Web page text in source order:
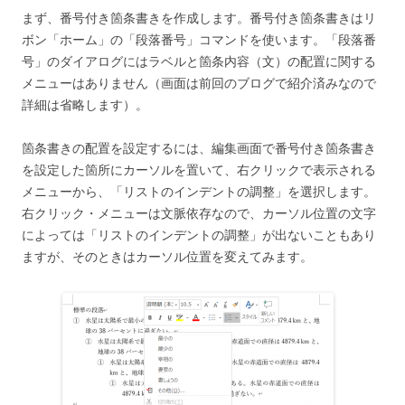
まず、番号付き箇条書きを作成します。番号付き箇条書きはリ
ボン「ホーム」の「段落番号」コマンドを使います。「段落番
号」のダイアログにはラベルと箇条内容（文）の配置に関する
メニューはありません（画面は前回のブログで紹介済みなので
詳細は省略します）。
箇条書きの配置を設定するには、編集画面で番号付き箇条書き
を設定した箇所にカーソルを置いて、右クリックで表示される
メニューから、「リストのインデントの調整」を選択します。
右クリック・メニューは文脈依存なので、カーソル位置の文字
によっては「リストのインデントの調整」が出ないこともあり
ますが、そのときはカーソル位置を変えてみます。